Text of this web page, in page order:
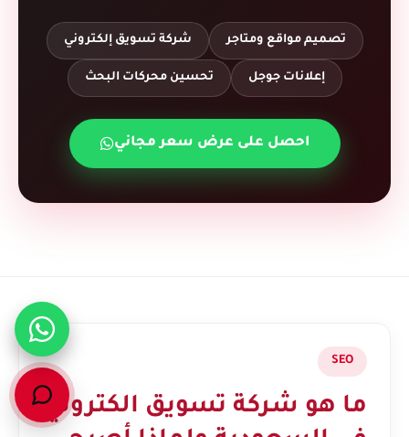
تصميم مواقع ومتاجر شركة تسويق إلكتروني
إعلانات جوجل تحسين محركات البحث
احصل على عرض سعر مجاني
SEO
ما هو شركة تسويق الكتروني